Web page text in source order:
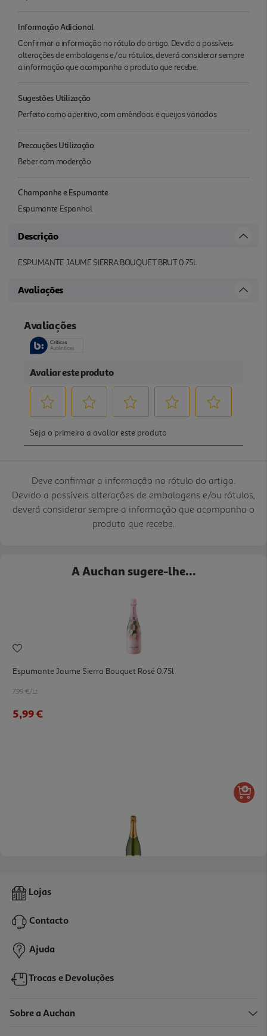
Informação Adicional
Confirmar a informação no rótulo do artigo. Devido a possíveis
alterações de embalagens e/ou rótulos, deverá considerar sempre
a informação que acompanha o produto que recebe.
Sugestões Utilização
Perfeito como aperitivo, com amêndoas e queijos variados
Precauções Utilização
Beber com moderção
Champanhe e Espumante
Espumante Espanhol
Descrição
ESPUMANTE JAUME SIERRA BOUQUET BRUT 0.75L
Avaliações
Deve confirmar a informação no rótulo do artigo.
Devido a possíveis alterações de embalagens e/ou rótulos,
deverá considerar sempre a informação que acompanha o
produto que recebe.
A Auchan sugere-lhe...
Espumante Jaume Sierra Bouquet Rosé 0.75l
7.99 €/Lt
5,99 €
Espumante Jaume Sierra Cava Bruto 0.75l
5,49 €
Lojas
Contacto
Ajuda
Trocas e Devoluções
Sobre a Auchan